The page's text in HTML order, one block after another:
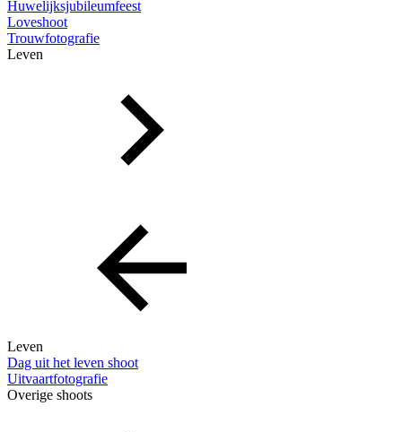
Huwelijksjubileumfeest
Loveshoot
Trouwfotografie
Leven
Leven
Dag uit het leven shoot
Uitvaartfotografie
Overige shoots